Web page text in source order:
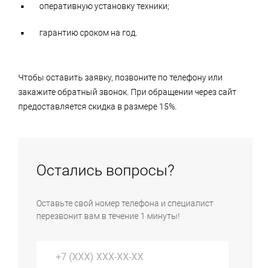
оперативную установку техники;
гарантию сроком на год.
Чтобы оставить заявку, позвоните по телефону или
закажите обратный звонок. При обращении через сайт
предоставляется скидка в размере 15%.
Остались вопросы?
Оставьте свой номер телефона и специалист
перезвонит вам в течение 1 минуты!